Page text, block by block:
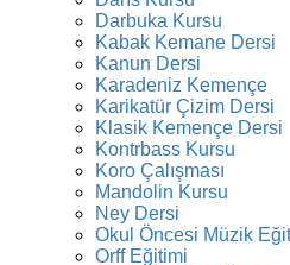
Darbuka Kursu
Kabak Kemane Dersi
Kanun Dersi
Karadeniz Kemençe
Karikatür Çizim Dersi
Klasik Kemençe Dersi
Kontrbass Kursu
Koro Çalışması
Mandolin Kursu
Ney Dersi
Okul Öncesi Müzik
Orff Eğitimi